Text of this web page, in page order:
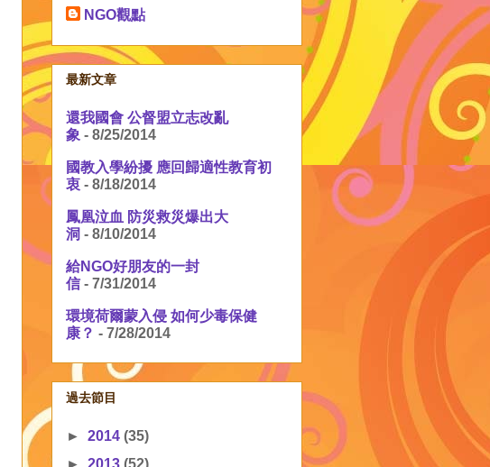
NGO觀點
最新文章
還我國會 公督盟立志改亂
象 - 8/25/2014
國教入學紛擾 應回歸適性教育初
衷 - 8/18/2014
鳳凰泣血 防災救災爆出大
洞 - 8/10/2014
給NGO好朋友的一封
信 - 7/31/2014
環境荷爾蒙入侵 如何少毒保健
康？ - 7/28/2014
過去節目
► 2014 (35)
► 2013 (52)